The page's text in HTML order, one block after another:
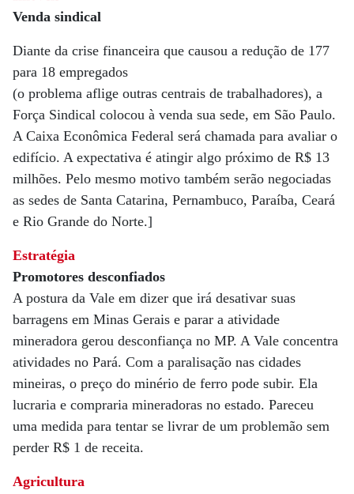
Venda sindical
Diante da crise financeira que causou a redução de 177
para 18 empregados
(o problema aflige outras centrais de trabalhadores), a
Força Sindical colocou à venda sua sede, em São Paulo.
A Caixa Econômica Federal será chamada para avaliar o
edifício. A expectativa é atingir algo próximo de R$ 13
milhões. Pelo mesmo motivo também serão negociadas
as sedes de Santa Catarina, Pernambuco, Paraíba, Ceará
e Rio Grande do Norte.]
Estratégia
Promotores desconfiados
A postura da Vale em dizer que irá desativar suas
barragens em Minas Gerais e parar a atividade
mineradora gerou desconfiança no MP. A Vale concentra
atividades no Pará. Com a paralisação nas cidades
mineiras, o preço do minério de ferro pode subir. Ela
lucraria e compraria mineradoras no estado. Pareceu
uma medida para tentar se livrar de um problemão sem
perder R$ 1 de receita.
Agricultura